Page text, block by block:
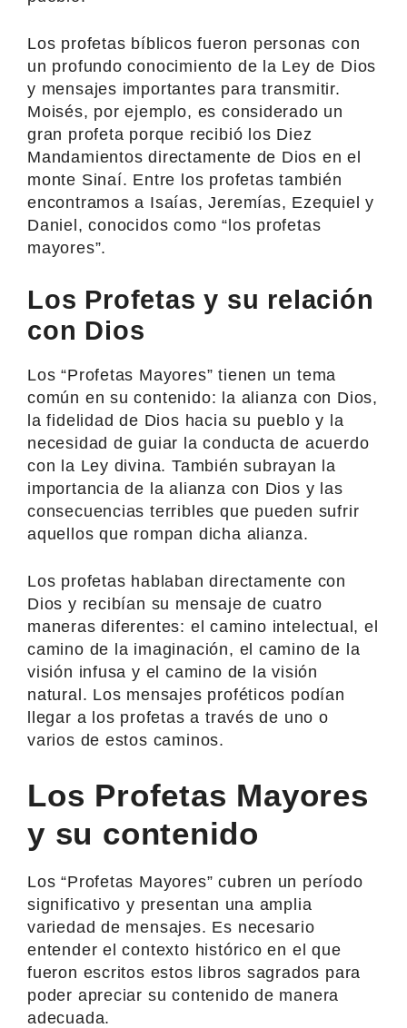
Los profetas bíblicos fueron personas con
un profundo conocimiento de la Ley de Dios
y mensajes importantes para transmitir.
Moisés, por ejemplo, es considerado un
gran profeta porque recibió los Diez
Mandamientos directamente de Dios en el
monte Sinaí. Entre los profetas también
encontramos a Isaías, Jeremías, Ezequiel y
Daniel, conocidos como “los profetas
mayores”.
Los Profetas y su relación
con Dios
Los “Profetas Mayores” tienen un tema
común en su contenido: la alianza con Dios,
la fidelidad de Dios hacia su pueblo y la
necesidad de guiar la conducta de acuerdo
con la Ley divina. También subrayan la
importancia de la alianza con Dios y las
consecuencias terribles que pueden sufrir
aquellos que rompan dicha alianza.
Los profetas hablaban directamente con
Dios y recibían su mensaje de cuatro
maneras diferentes: el camino intelectual, el
camino de la imaginación, el camino de la
visión infusa y el camino de la visión
natural. Los mensajes proféticos podían
llegar a los profetas a través de uno o
varios de estos caminos.
Los Profetas Mayores
y su contenido
Los “Profetas Mayores” cubren un período
significativo y presentan una amplia
variedad de mensajes. Es necesario
entender el contexto histórico en el que
fueron escritos estos libros sagrados para
poder apreciar su contenido de manera
adecuada.